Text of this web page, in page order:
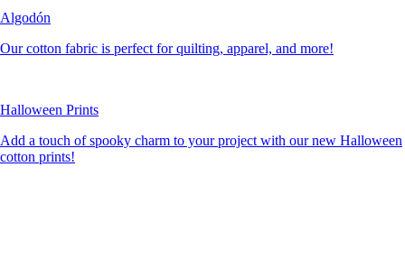
Algodón
Our cotton fabric is perfect for quilting, apparel, and more!
Halloween Prints
Add a touch of spooky charm to your project with our new Halloween
cotton prints!